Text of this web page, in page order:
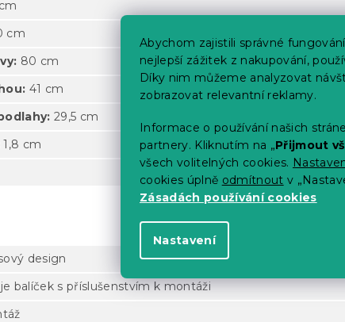
Abychom zajistili správné
nejlepší zážitek z nakupování,
Díky nim můžeme analyzovat
zobrazovat relevantní reklamy.
Informace o používání našich
partnery. Kliknutím na „Přijmout
všech volitelných cookies.
cookies úplně odmítnout v
Zásadách používání cookies
Nastavení
cm
80 cm
41 cm
29,5 cm
1,8 cm
design
balíček s příslušenstvím k montáži